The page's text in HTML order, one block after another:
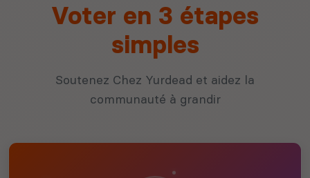
Voter en 3 étapes
simples
Soutenez Chez Yurdead et aidez la
communauté à grandir